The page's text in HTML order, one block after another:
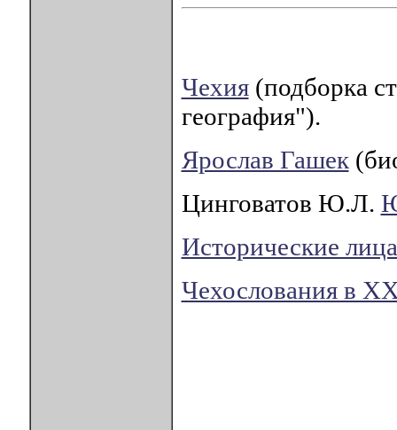
Чехия(подборка
география").
Ярослав Гашек
Цинговатов Ю.Л.
Исторические
Чехослования в